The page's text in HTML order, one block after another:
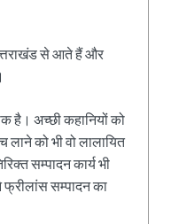
से आते हैं और
है। अच्छी कहानियों को
लाने को भी वो लालायित
सम्पादन कार्य भी
सम्पादन का